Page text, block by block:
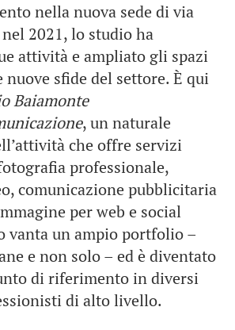
nella nuova sede di via
2021, lo studio ha
attività e ampliato gli spazi
sfide del settore. È qui
Baiamonte
, un naturale
che offre servizi
professionale,
comunicazione pubblicitaria
per web e social
vanta un ampio portfolio –
e non solo – ed è diventato
di riferimento in diversi
di alto livello.